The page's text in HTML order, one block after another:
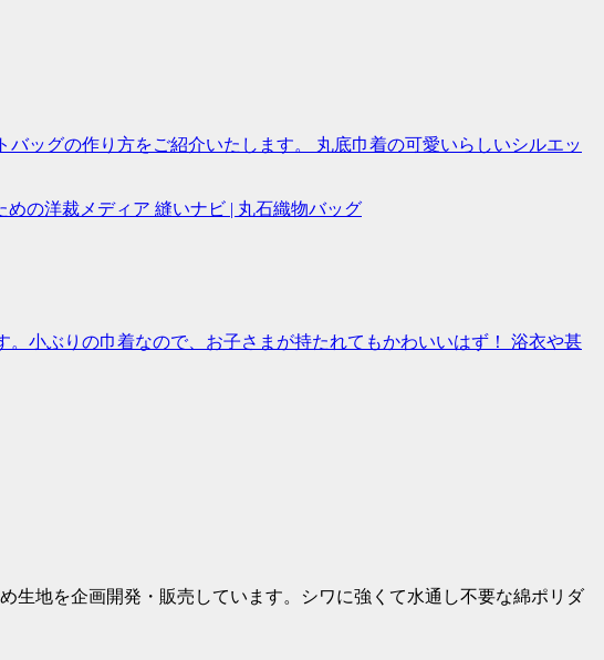
ッグの作り方をご紹介いたします。 丸底巾着の可愛いらしいシルエッ
バッグ
小ぶりの巾着なので、お子さまが持たれてもかわいいはず！ 浴衣や甚
生地を企画開発・販売しています。シワに強くて水通し不要な綿ポリダ